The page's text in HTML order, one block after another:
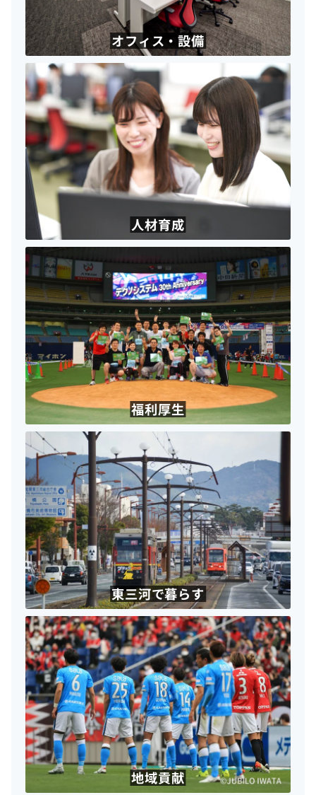
オフィス・設備
人材育成
福利厚生
東三河で暮らす
地域貢献